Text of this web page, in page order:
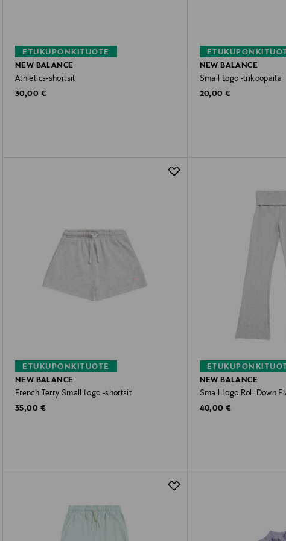
ETUKUPONKITUOTE
NEW BALANCE
Athletics-shortsit
Original Price
30,00 €
NEW BALANCE
Small Logo -trikoopaita
Original Price
20,00 €
ETUKUPONKITUOTE
NEW BALANCE
French Terry Small Logo -shortsit
Original Price
35,00 €
NEW BALANCE
Small Logo Roll Down
Original Price
40,00 €